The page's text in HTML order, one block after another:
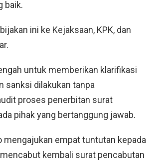
baik.
ini ke Kejaksaan, KPK, dan
untuk memberikan klarifikasi
sanksi dilakukan tanpa
proses penerbitan surat
pihak yang bertanggung jawab.
mengajukan empat tuntutan kepada
kembali surat pencabutan